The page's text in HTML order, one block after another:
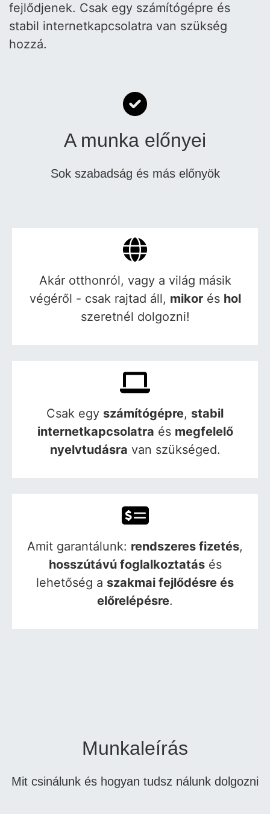
fejlődjenek. Csak egy számítógépre és
stabil internetkapcsolatra van szükség
hozzá.
A munka előnyei
Sok szabadság és más előnyök
Akár otthonról, vagy a világ másik
végéről - csak rajtad áll, mikorés hol
szeretnél dolgozni!
Csak egy számítógépre, stabil
internetkapcsolatra és megfelelő
nyelvtudásra van szükséged.
Amit garantálunk: rendszeres fizetés,
hosszútávú foglalkoztatásés
lehetőség a szakmai fejlődésre és
előrelépésre.
Munkaleírás
Mit csinálunk és hogyan tudsz nálunk dolgozni